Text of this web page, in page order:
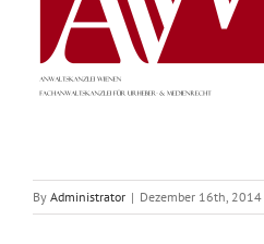
By Administrator | Dezember 16th, 2014